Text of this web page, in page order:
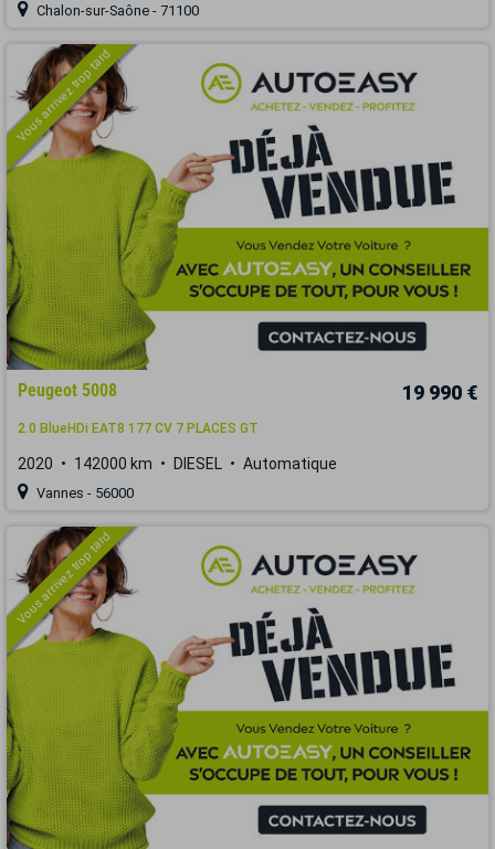
Chalon-sur-Saône - 71100
Vous arrivez trop tard
Peugeot 5008 19 990 €
2.0 BlueHDi EAT8 177 CV 7 PLACES GT
2020 142000 km DIESEL Automatique
Vannes - 56000
Vous arrivez trop tard